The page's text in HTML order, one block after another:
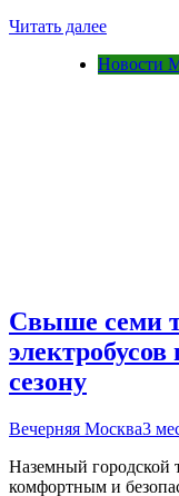
Читать далее
Новости
Свыше семи
сезону
Вечерняя Москва3
Наземный городской
комфортным и